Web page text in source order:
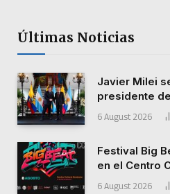
Últimas Noticias
Javier Milei
presidente
6 August 2026
Festival Big
en el Centro
6 August 2026